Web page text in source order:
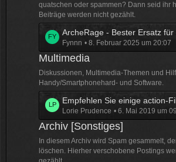
r
ä
g
e
e
B
e
t
r
ä
g
e
quatschen oder spammen? Dann seid ihr
Beiträge werden nicht gezählt.
L
e
t
t
e
B
e
i
t
r
ArcheRage - Bester Ersatz für
Fynnn 8. Februar 2025 um 20:07
Multimedia
Diskussionen, Multimedia-Themen und
Handy/Smartphonehard- und Software.
L
e
t
t
e
Empfehlen Sie einige action-
Lorie Prudence 6. Mai 2019 um
Archiv [Sonstiges]
In diesem Archiv wird Spam gesammelt,
löschen. Hierher verschobene Postings